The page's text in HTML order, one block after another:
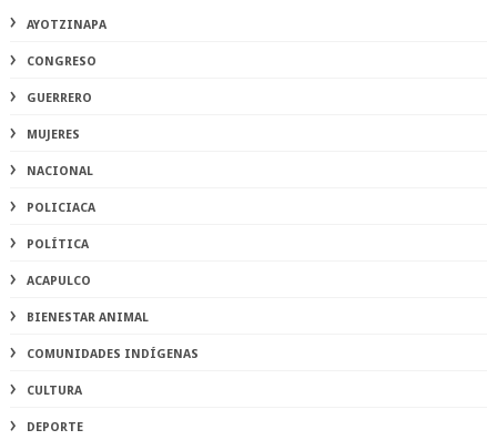
AYOTZINAPA
CONGRESO
GUERRERO
MUJERES
NACIONAL
POLICIACA
POLÍTICA
ACAPULCO
BIENESTAR ANIMAL
COMUNIDADES INDÍGENAS
CULTURA
DEPORTE